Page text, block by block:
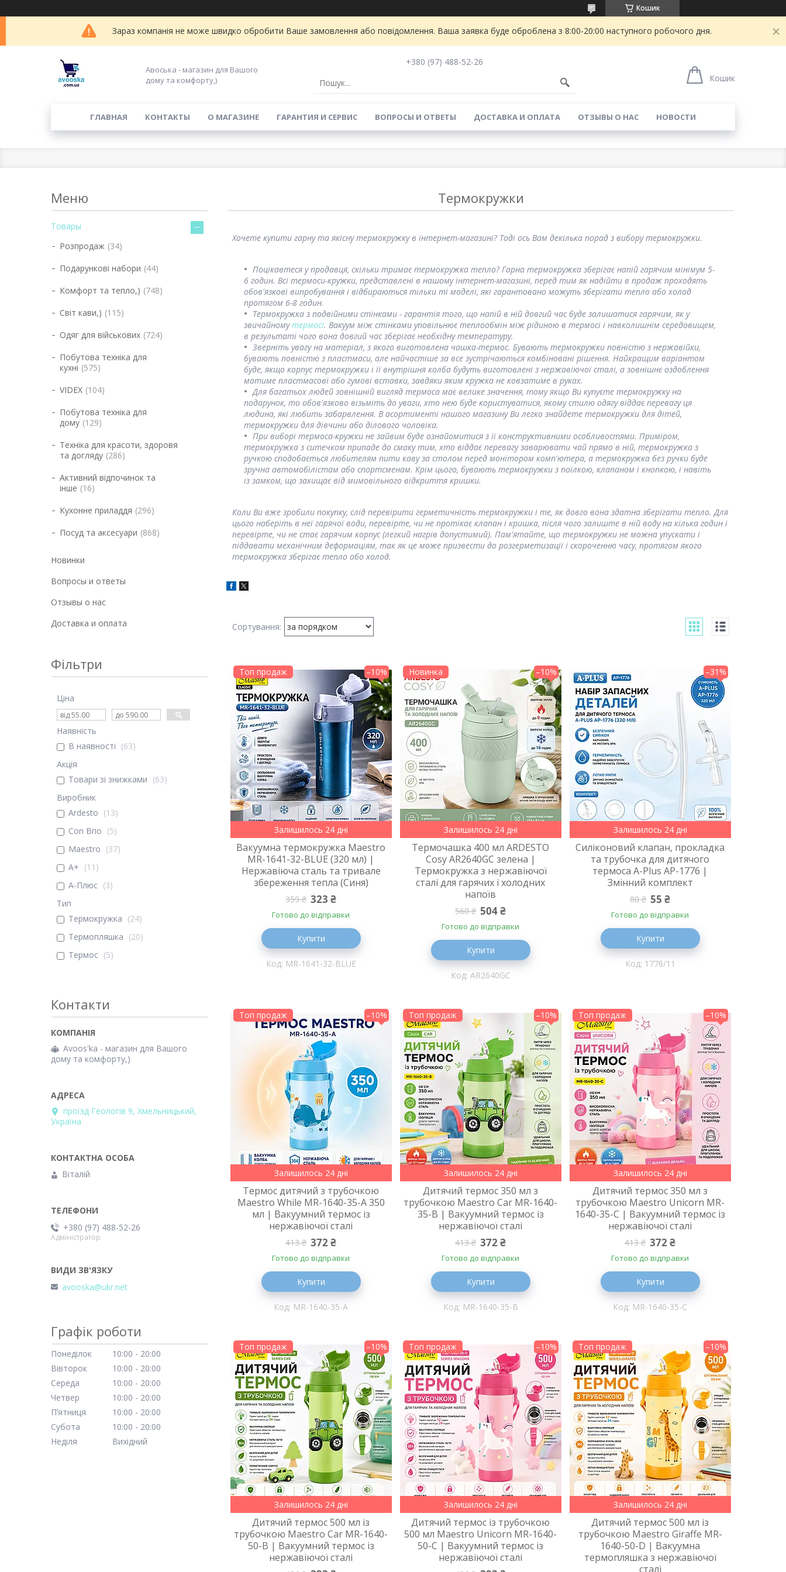
Кошик
Зараз компанія не може швидко обробити Ваше замовлення або повідомлення. Ваша заявка буде оброблена з 8:00-20:00 наступного робочого дня.
Авоська - магазин для Вашого
дому та комфорту,)
+380 (97) 488-52-26
Кошик
ГЛАВНАЯ КОНТАКТЫ О МАГАЗИНЕ ГАРАНТИЯ И СЕРВИС ВОПРОСЫ И ОТВЕТЫ ДОСТАВКА И ОПЛАТА ОТЗЫВЫ О НАС НОВОСТИ
Термокружки
Хочете купити гарну та якісну термокружку в інтернет-магазині? Тоді ось Вам декілька порад з вибору термокружки.
Поцікавтеся у продавця, скільки тримає термокружка тепло? Гарна термокружка зберігає напій гарячим мінімум 5-
6 годин. Всі термоси-кружки, представлені в нашому інтернет-магазині, перед тим як надійти в продаж проходять
обов'язкові випробування і відбираються тільки ті моделі, які гарантовано можуть зберігати тепло або холод
протягом 6-8 годин.
Термокружка з подвійними стінками - гарантія того, що напій в ній довгий час буде залишатися гарячим, як у
звичайномутермосі. Вакуум між стінками уповільнює теплообмін між рідиною в термосі і навколишнім середовищем,
в результаті чого вона довгий час зберігає необхідну температуру.
Зверніть увагу на матеріал, з якого виготовлена чашка-термос. Бувають термокружки повністю з нержавійки,
бувають повністю з пластмаси, але найчастіше за все зустрічаються комбіновані рішення. Найкращим варіантом
буде, якщо корпус термокружки і її внутрішня колба будуть виготовлені з нержавіючої сталі, а зовнішнє оздоблення
матиме пластмасові або гумові вставки, завдяки яким кружка не ковзатиме в руках.
Для багатьох людей зовнішній вигляд термоса має велике значення, тому якщо Ви купуєте термокружку на
подарунок, то обов'язково візьміть до уваги, хто нею буде користуватися, якому стилю одягу віддає перевагу ця
людина, які любить забарвлення. В асортименті нашого магазину Ви легко знайдете термокружки для дітей,
термокружки для дівчини або ділового чоловіка.
При виборі термоса-кружки не зайвим буде ознайомитися з її конструктивними особливостями. Приміром,
термокружка з ситечком припаде до смаку тим, хто віддає перевагу заварювати чай прямо в ній, термокружка з
ручкою сподобається любителям пити каву за столом перед монітором комп'ютера, а термокружка без ручки буде
зручна автомобілістам або спортсменам. Крім цього, бувають термокружки з поїлкою, клапаном і кнопкою, і навіть
із замком, що захищає від мимовільного відкриття кришки.
Коли Ви вже зробили покупку, слід перевірити герметичність термокружки і те, як довго вона здатна зберігати тепло. Для
цього наберіть в неї гарячої води, перевірте, чи не протікає клапан і кришка, після чого залиште в ній воду на кілька годин і
перевірте, чи не стає гарячим корпус (легкий нагрів допустимий). Пам'ятайте, що термокружки не можна упускати і
піддавати механічним деформаціям, так як це може призвести до розгерметизації і скороченню часу, протягом якого
термокружка зберігає тепло або холод.
Топ продаж –10%
Залишилось 24 дні
Вакуумна термокружка Maestro
MR-1641-32-BLUE (320 мл) |
Нержавіюча сталь та тривале
збереження тепла (Синя)
359 ₴ 323 ₴
Готово до відправки
Купити
MR-1641-32-BLUE
Новинка –10%
Залишилось 24 дні
Термочашка 400 мл ARDESTO
Cosy AR2640GC зелена |
Термокружка з нержавіючої
сталі для гарячих і холодних
напоїв
560 ₴ 504 ₴
Готово до відправки
Купити
AR2640GC
–31%
Залишилось 24 дні
Силіконовий клапан, прокладка
та трубочка для дитячого
термоса A-Plus AP-1776 |
Змінний комплект
80 ₴ 55 ₴
Готово до відправки
Купити
1776/11
Топ продаж –10%
Залишилось 24 дні
Термос дитячий з трубочкою
Maestro While MR-1640-35-A 350
мл | Вакуумний термос із
нержавіючої сталі
413 ₴ 372 ₴
Готово до відправки
Купити
MR-1640-35-A
Топ продаж –10%
Залишилось 24 дні
Дитячий термос 350 мл з
трубочкою Maestro Car MR-1640-
35-B | Вакуумний термос із
нержавіючої сталі
413 ₴ 372 ₴
Готово до відправки
Купити
MR-1640-35-B
Топ продаж –10%
Залишилось 24 дні
Дитячий термос 350 мл з
трубочкою Maestro Unicorn MR-
1640-35-C | Вакуумний термос із
нержавіючої сталі
413 ₴ 372 ₴
Готово до відправки
Купити
MR-1640-35-C
Топ продаж –10%
Залишилось 24 дні
Дитячий термос 500 мл із
трубочкою Maestro Car MR-1640-
50-B | Вакуумний термос із
нержавіючої сталі
Топ продаж –10%
Залишилось 24 дні
Дитячий термос із трубочкою
500 мл Maestro Unicorn MR-1640-
50-C | Вакуумний термос із
нержавіючої сталі
Топ продаж –10%
Залишилось 24 дні
Дитячий термос 500 мл із
трубочкою Maestro Giraffe MR-
1640-50-D | Вакуумна
термопляшка з нержавіючої
сталі
Товары
Розпродаж 34
Подарункові набори 44
Комфорт та тепло,) 748
Світ кави,) 115
Одяг для військових 724
Побутова техніка для
кухні 575
VIDEX 104
Побутова техніка для
дому 129
Техніка для красоти, здоровя
та догляду 286
Активний відпочинок та
інше 16
Кухонне приладдя 296
Посуд та аксесуари 868
Новинки
Вопросы и ответы
Отзывы о нас
Доставка и оплата
Фільтри
Ціна
Наявність
В наявності
63
Акція
Товари зі знижками
63
Виробник
Ardesto
13
Con Brio
5
Maestro
37
А+
11
А-Плюс
3
Тип
Термокружка
24
Термопляшка
20
Термос
5
Контакти
Avoos'ka - магазин для Вашого
дому та комфорту,)
проїзд Геологів 9, Хмельницький,
Україна
Віталій
+380 (97) 488-52-26
Адміністратор
avooska@ukr.net
Графік роботи
Понеділок 10:00
20:00
Вівторок
10:00
20:00
Середа
10:00
20:00
Четвер
10:00
20:00
Пʼятниця
10:00
20:00
Субота
10:00
20:00
Неділя
Вихідний